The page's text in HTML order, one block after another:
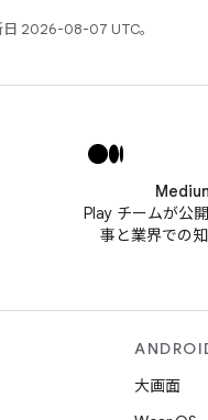
2026-08-07 UTC。
Play チームが公
事と業界での
大画面